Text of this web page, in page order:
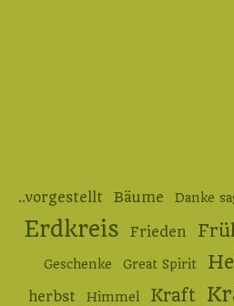
..vorgestellt Bäume Danke
Erdkreis Frieden
Geschenke Great Spirit
herbst
Himmel Kraft